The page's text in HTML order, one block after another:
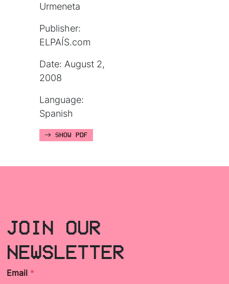
Urmeneta
Publisher:
ELPAÍS.com
Date: August 2,
2008
Language:
Spanish
SHOW PDF
JOIN OUR
NEWSLETTER
Email *